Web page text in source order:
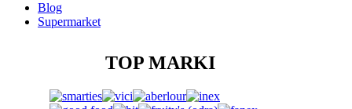
Blog
Supermarket
TOP MARKI